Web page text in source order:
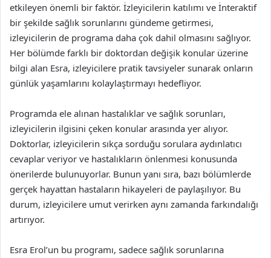
etkileyen önemli bir faktör. İzleyicilerin katılımı ve İnteraktif
bir şekilde sağlık sorunlarını gündeme getirmesi,
izleyicilerin de programa daha çok dahil olmasını sağlıyor.
Her bölümde farklı bir doktordan değişik konular üzerine
bilgi alan Esra, izleyicilere pratik tavsiyeler sunarak onların
günlük yaşamlarını kolaylaştırmayı hedefliyor.
Programda ele alınan hastalıklar ve sağlık sorunları,
izleyicilerin ilgisini çeken konular arasında yer alıyor.
Doktorlar, izleyicilerin sıkça sorduğu sorulara aydınlatıcı
cevaplar veriyor ve hastalıkların önlenmesi konusunda
önerilerde bulunuyorlar. Bunun yanı sıra, bazı bölümlerde
gerçek hayattan hastaların hikayeleri de paylaşılıyor. Bu
durum, izleyicilere umut verirken aynı zamanda farkındalığı
artırıyor.
Esra Erol’un bu programı, sadece sağlık sorunlarına